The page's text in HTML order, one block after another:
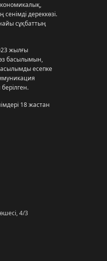
дереккөзі.
сұқбаттың
жылғы
басылымын,
есепке
18 жастан
4/3